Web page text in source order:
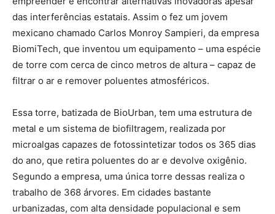
das interferências estatais. Assim o fez um jovem
mexicano chamado Carlos Monroy Sampieri, da empresa
BiomiTech, que inventou um equipamento – uma espécie
de torre com cerca de cinco metros de altura – capaz de
filtrar o ar e remover poluentes atmosféricos.
Essa torre, batizada de BioUrban, tem uma estrutura de
metal e um sistema de biofiltragem, realizada por
microalgas capazes de fotossintetizar todos os 365 dias
do ano, que retira poluentes do ar e devolve oxigênio.
Segundo a empresa, uma única torre dessas realiza o
trabalho de 368 árvores. Em cidades bastante
urbanizadas, com alta densidade populacional e sem